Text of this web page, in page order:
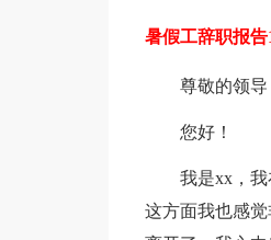
暑假工辞职报告
尊敬的领导
您好！
我是xx，
这方面我也感